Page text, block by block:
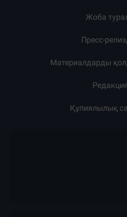
Жоба
Пресс-
Материалдарды
Құпиялылық